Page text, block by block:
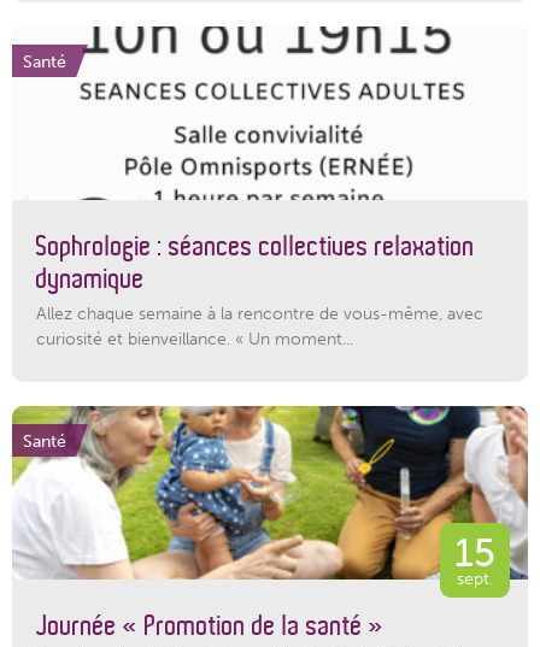
Santé
Sophrologie : séances collectives relaxation
dynamique
Allez chaque semaine à la rencontre de vous-même, avec
curiosité et bienveillance. « Un moment...
Santé
15
sept.
Journée « Promotion de la santé »